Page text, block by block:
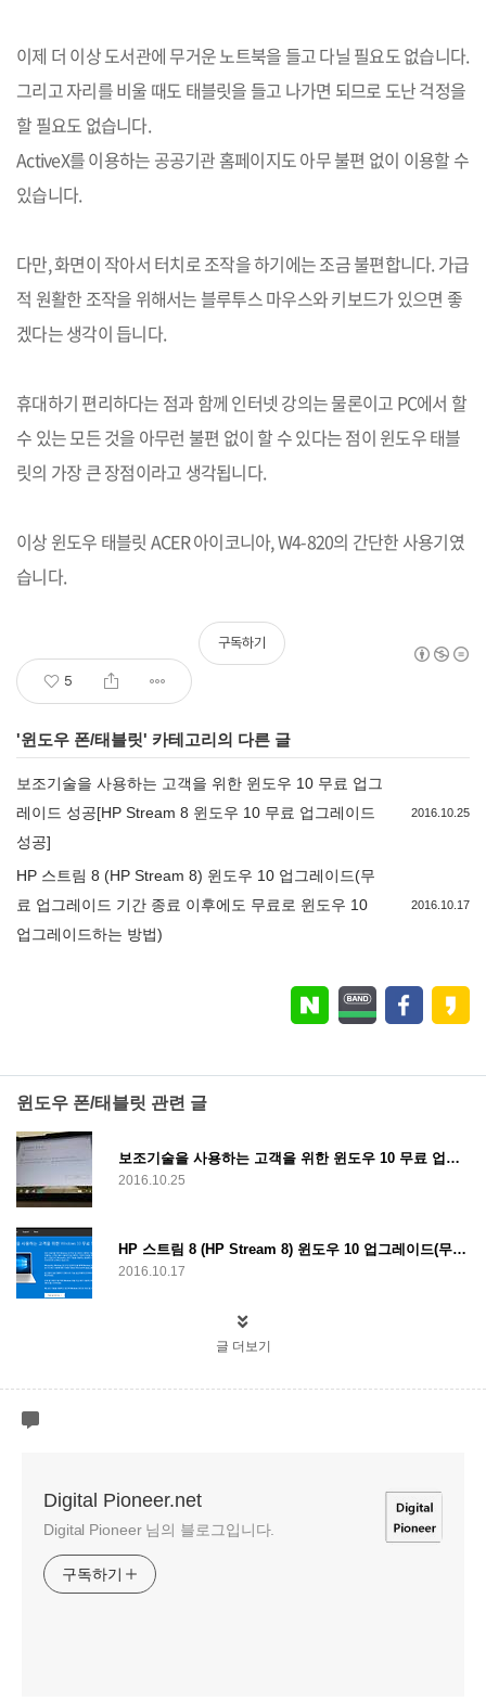
이제 더 이상 도서관에 무거운 노트북을 들고 다닐 필요도 없습니다.
그리고 자리를 비울 때도 태블릿을 들고 나가면 되므로 도난 걱정을
할 필요도 없습니다.
ActiveX를 이용하는 공공기관 홈페이지도 아무 불편 없이 이용할 수
있습니다.
다만,화면이 작아서 터치로 조작을 하기에는 조금 불편합니다. 가급
적 원활한 조작을 위해서는 블루투스 마우스와 키보드가 있으면 좋
겠다는 생각이 듭니다.
휴대하기 편리하다는 점과 함께 인터넷 강의는 물론이고 PC에서 할
수 있는 모든 것을 아무런 불편 없이 할 수 있다는 점이 윈도우 태블
릿의 가장 큰 장점이라고 생각됩니다.
이상 윈도우 태블릿 ACER아이코니아, W4-820의 간단한 사용기였
습니다.
5
구독하기
'윈도우 폰/태블릿' 카테고리의 다른 글
보조기술을 사용하는 고객을 위한 윈도우 10 무료 업그
레이드 성공[HP Stream 8 윈도우 10 무료 업그레이드
성공]
2016.10.25
HP 스트림 8 (HP Stream 8) 윈도우 10 업그레이드(무
료 업그레이드 기간 종료 이후에도 무료로 윈도우 10
업그레이드하는 방법)
2016.10.17
윈도우 폰/태블릿 관련 글
보조기술을 사용하는 고객을 위한 윈도우 10 무료 업그레이드 성공[HP Stream 8 윈도우 10 무료 업그레이드 성공]
2016.10.25
HP 스트림 8 (HP Stream 8) 윈도우 10 업그레이드(무료 업그레이드 기간 종료 이후에도 무료로 윈도우 10 업그레이드하는 방법)
2016.10.17
글 더보기
Digital Pioneer.net
Digital Pioneer 님의 블로그입니다.
구독하기